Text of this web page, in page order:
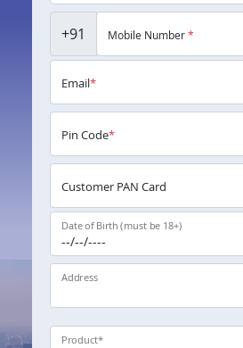
+91 Mobile Number*
Email*
Pin Code*
Customer PAN Card
Date of Birth (must be 18+)
Address
Product*